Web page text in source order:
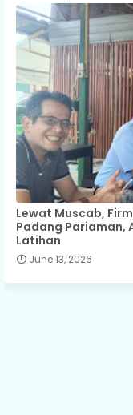
Lewat Muscab,
Padang Pariaman,
Latihan
June 13, 2026